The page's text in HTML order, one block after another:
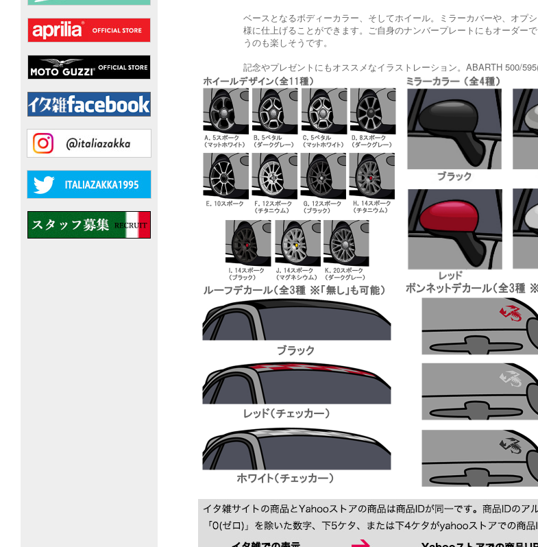
ベースとなるボディーカラー、そしてホイール。ミラーカバーや、オプ
様に仕上げることができます。ご自身のナンバープレートにもオーダー
うのも楽しそうです。
記念やプレゼントにもオススメなイラストレーション。ABARTH 500/